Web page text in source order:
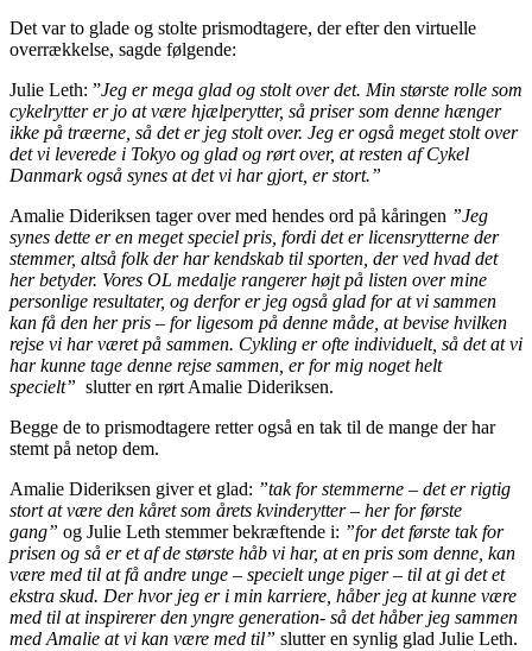
Det var to glade og stolte prismodtagere, der efter den virtuelle
overrækkelse, sagde følgende:
Julie Leth: ”Jeg er mega glad og stolt over det. Min største rolle som
cykelrytter er jo at være hjælperytter, så priser som denne hænger
ikke på træerne, så det er jeg stolt over. Jeg er også meget stolt over
det vi leverede i Tokyo og glad og rørt over, at resten af Cykel
Danmark også synes at det vi har gjort, er stort.”
Amalie Dideriksen tager over med hendes ord på kåringen ”Jeg
synes dette er en meget speciel pris, fordi det er licensrytterne der
stemmer, altså folk der har kendskab til sporten, der ved hvad det
her betyder. Vores OL medalje rangerer højt på listen over mine
personlige resultater, og derfor er jeg også glad for at vi sammen
kan få den her pris – for ligesom på denne måde, at bevise hvilken
rejse vi har været på sammen. Cykling er ofte individuelt, så det at vi
har kunne tage denne rejse sammen, er for mig noget helt
specielt” slutter en rørt Amalie Dideriksen.
Begge de to prismodtagere retter også en tak til de mange der har
stemt på netop dem.
Amalie Dideriksen giver et glad: ”tak for stemmerne – det er rigtig
stort at være den kåret som årets kvinderytter – her for første
gang” og Julie Leth stemmer bekræftende i: ”for det første tak for
prisen og så er et af de største håb vi har, at en pris som denne, kan
være med til at få andre unge – specielt unge piger – til at gi det et
ekstra skud. Der hvor jeg er i min karriere, håber jeg at kunne være
med til at inspirerer den yngre generation- så det håber jeg sammen
med Amalie at vi kan være med til” slutter en synlig glad Julie Leth.